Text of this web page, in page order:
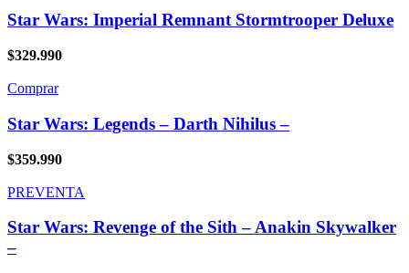
Star Wars: Imperial Remnant Stormtrooper Deluxe
$329.990
Comprar
Star Wars: Legends – Darth Nihilus –
$359.990
PREVENTA
Star Wars: Revenge of the Sith – Anakin Skywalker
–